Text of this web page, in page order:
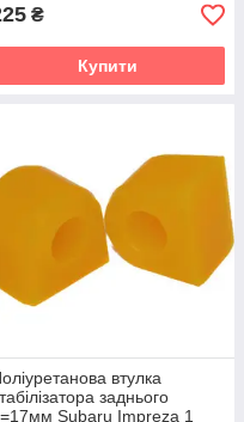
₴
Купити
втулка
заднього
Subaru Impreza 1